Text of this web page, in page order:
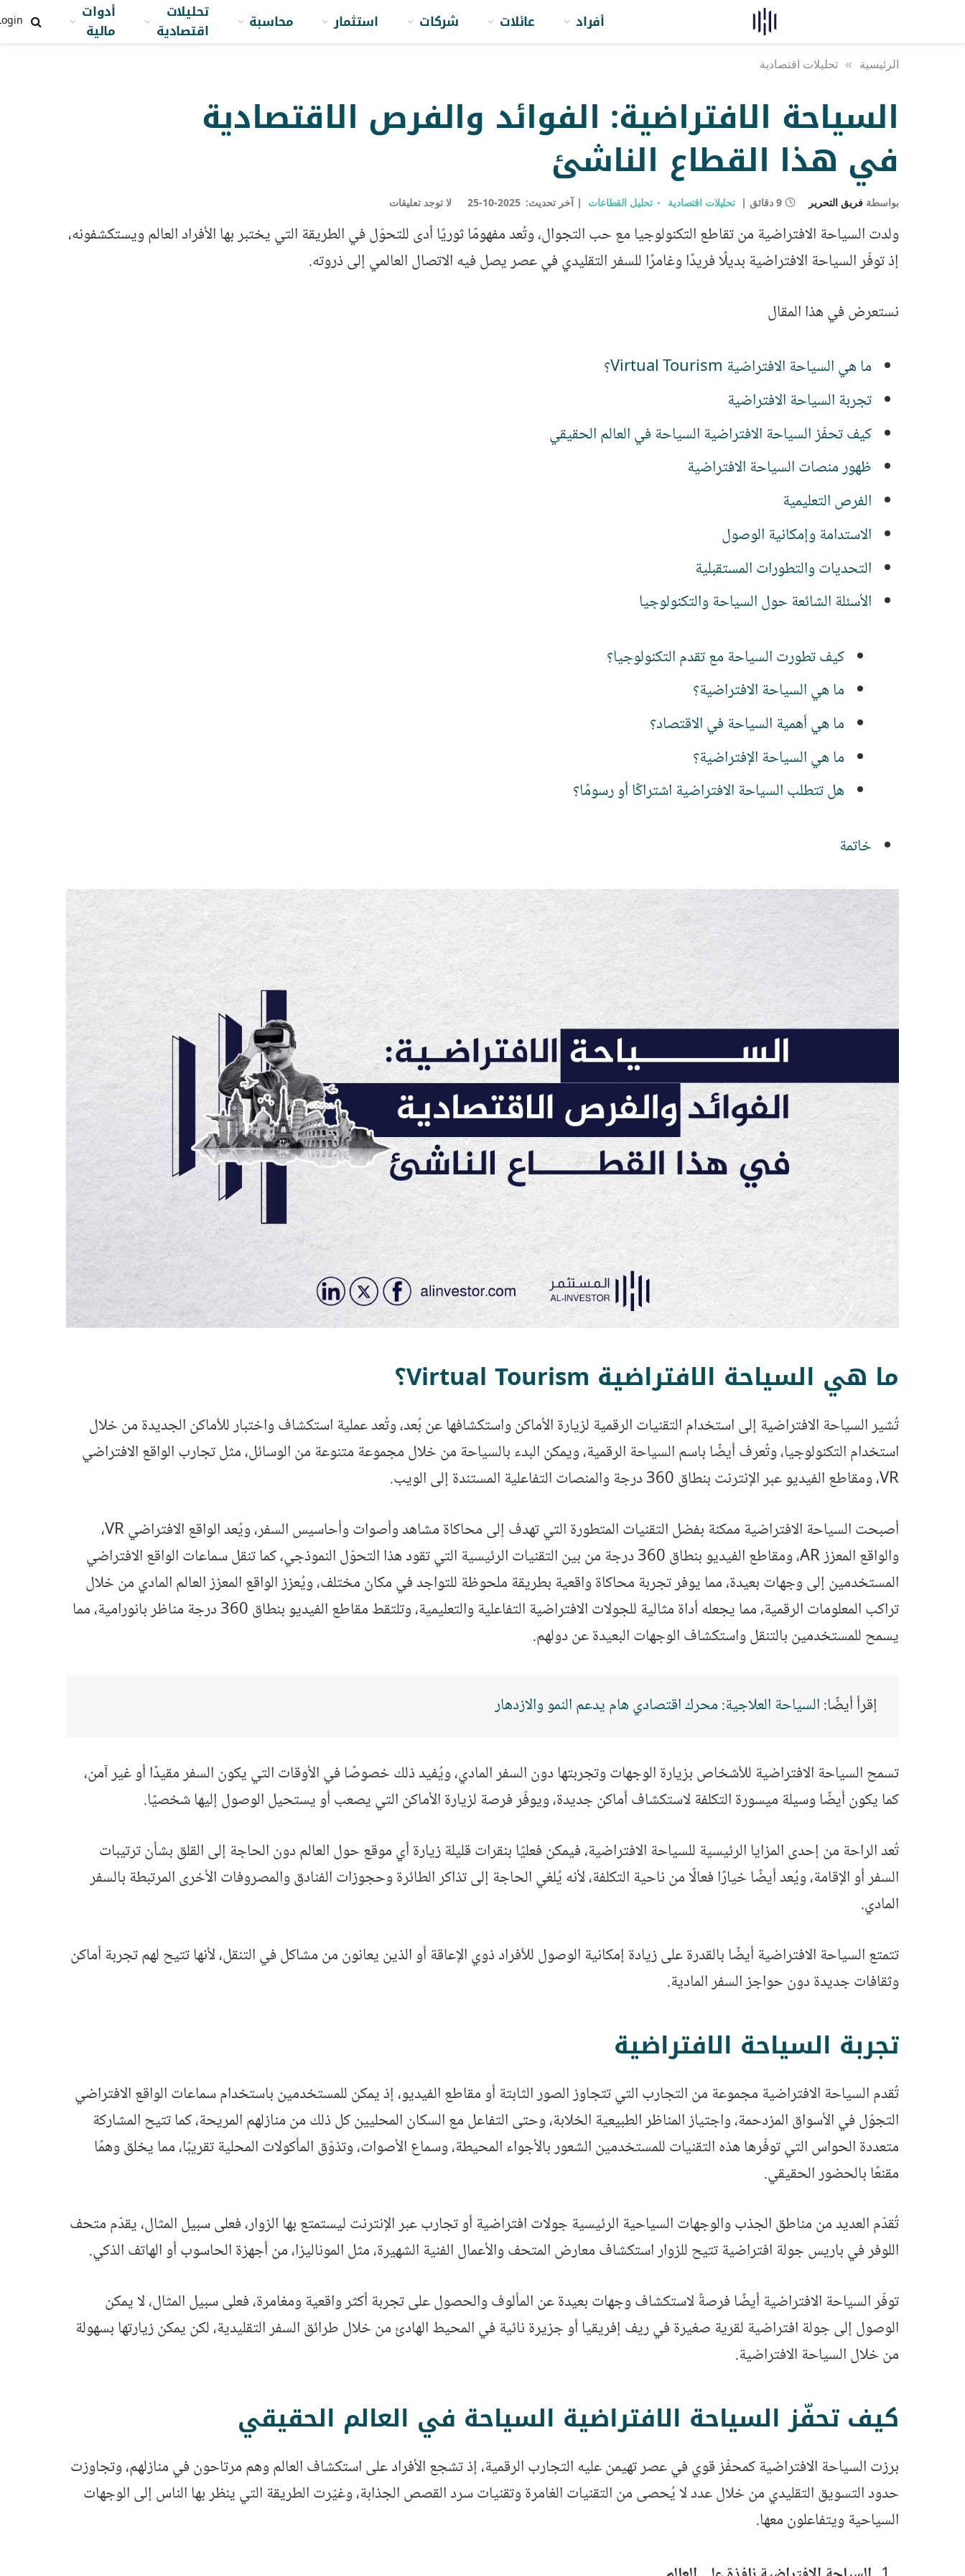
أفراد عائلات شركات استثمار محاسبة
تحليلات
اقتصادية
أدوات
مالية
الرئيسية » تحليلات اقتصادية
السياحة الافتراضية: الفوائد والفرص الاقتصادية
في هذا القطاع الناشئ
بواسطة فريق التحرير 9 دقائق تحليلات اقتصادية تحليل القطاعات آخر تحديث: 2025-10-25 لا توجد تعليقات
ولدت السياحة الافتراضية من تقاطع التكنولوجيا مع حب التجوال، وتُعد مفهومًا ثوريًا أدى للتحوّل في الطريقة التي يختبر بها الأفراد العالم ويستكشفونه،
إذ توفّر السياحة الافتراضية بديلًا فريدًا وغامرًا للسفر التقليدي في عصر يصل فيه الاتصال العالمي إلى ذروته.
نستعرض في هذا المقال
ما هي السياحة الافتراضية Virtual Tourism؟
تجربة السياحة الافتراضية
كيف تحفّز السياحة الافتراضية السياحة في العالم الحقيقي
ظهور منصات السياحة الافتراضية
الفرص التعليمية
الاستدامة وإمكانية الوصول
التحديات والتطورات المستقبلية
الأسئلة الشائعة حول السياحة والتكنولوجيا
كيف تطورت السياحة مع تقدم التكنولوجيا؟
ما هي السياحة الافتراضية؟
ما هي أهمية السياحة في الاقتصاد؟
ما هي السياحة الإفتراضية؟
هل تتطلب السياحة الافتراضية اشتراكًا أو رسومًا؟
خاتمة
ما هي السياحة الافتراضية Virtual Tourism؟
تُشير السياحة الافتراضية إلى استخدام التقنيات الرقمية لزيارة الأماكن واستكشافها عن بُعد، وتُعد عملية استكشاف واختبار للأماكن الجديدة من خلال
استخدام التكنولوجيا، وتُعرف أيضًا باسم السياحة الرقمية، ويمكن البدء بالسياحة من خلال مجموعة متنوعة من الوسائل، مثل تجارب الواقع الافتراضي
VR، ومقاطع الفيديو عبر الإنترنت بنطاق 360 درجة والمنصات التفاعلية المستندة إلى الويب.
أصبحت السياحة الافتراضية ممكنة بفضل التقنيات المتطورة التي تهدف إلى محاكاة مشاهد وأصوات وأحاسيس السفر، ويُعد الواقع الافتراضي VR،
والواقع المعزز AR، ومقاطع الفيديو بنطاق 360 درجة من بين التقنيات الرئيسية التي تقود هذا التحوّل النموذجي، كما تنقل سماعات الواقع الافتراضي
المستخدمين إلى وجهات بعيدة، مما يوفر تجربة محاكاة واقعية بطريقة ملحوظة للتواجد في مكان مختلف، ويُعزز الواقع المعزز العالم المادي من خلال
تراكب المعلومات الرقمية، مما يجعله أداة مثالية للجولات الافتراضية التفاعلية والتعليمية، وتلتقط مقاطع الفيديو بنطاق 360 درجة مناظر بانورامية، مما
يسمح للمستخدمين بالتنقل واستكشاف الوجهات البعيدة عن دولهم.
إقرأ أيضًا:السياحة العلاجية: محرك اقتصادي هام يدعم النمو والازدهار
تسمح السياحة الافتراضية للأشخاص بزيارة الوجهات وتجربتها دون السفر المادي، ويُفيد ذلك خصوصًا في الأوقات التي يكون السفر مقيدًا أو غير آمن،
كما يكون أيضًا وسيلة ميسورة التكلفة لاستكشاف أماكن جديدة، ويوفّر فرصة لزيارة الأماكن التي يصعب أو يستحيل الوصول إليها شخصيًا.
تُعد الراحة من إحدى المزايا الرئيسية للسياحة الافتراضية، فيمكن فعليًا بنقرات قليلة زيارة أي موقع حول العالم دون الحاجة إلى القلق بشأن ترتيبات
السفر أو الإقامة، ويُعد أيضًا خيارًا فعالًا من ناحية التكلفة، لأنه يُلغي الحاجة إلى تذاكر الطائرة وحجوزات الفنادق والمصروفات الأخرى المرتبطة بالسفر
المادي.
تتمتع السياحة الافتراضية أيضًا بالقدرة على زيادة إمكانية الوصول للأفراد ذوي الإعاقة أو الذين يعانون من مشاكل في التنقل، لأنها تتيح لهم تجربة أماكن
وثقافات جديدة دون حواجز السفر المادية.
تجربة السياحة الافتراضية
تُقدم السياحة الافتراضية مجموعة من التجارب التي تتجاوز الصور الثابتة أو مقاطع الفيديو، إذ يمكن للمستخدمين باستخدام سماعات الواقع الافتراضي
التجوّل في الأسواق المزدحمة، واجتياز المناظر الطبيعية الخلابة، وحتى التفاعل مع السكان المحليين كل ذلك من منازلهم المريحة، كما تتيح المشاركة
متعددة الحواس التي توفّرها هذه التقنيات للمستخدمين الشعور بالأجواء المحيطة، وسماع الأصوات، وتذوّق المأكولات المحلية تقريبًا، مما يخلق وهمًا
مقنعًا بالحضور الحقيقي.
تُقدّم العديد من مناطق الجذب والوجهات السياحية الرئيسية جولات افتراضية أو تجارب عبر الإنترنت ليستمتع بها الزوار، فعلى سبيل المثال، يقدّم متحف
اللوفر في باريس جولة افتراضية تتيح للزوار استكشاف معارض المتحف والأعمال الفنية الشهيرة، مثل الموناليزا، من أجهزة الحاسوب أو الهاتف الذكي.
توفّر السياحة الافتراضية أيضًا فرصةً لاستكشاف وجهات بعيدة عن المألوف والحصول على تجربة أكثر واقعية ومغامرة، فعلى سبيل المثال، لا يمكن
الوصول إلى جولة افتراضية لقرية صغيرة في ريف إفريقيا أو جزيرة نائية في المحيط الهادئ من خلال طرائق السفر التقليدية، لكن يمكن زيارتها بسهولة
من خلال السياحة الافتراضية.
كيف تحفّز السياحة الافتراضية السياحة في العالم الحقيقي
برزت السياحة الافتراضية كمحفّز قوي في عصر تهيمن عليه التجارب الرقمية، إذ تشجع الأفراد على استكشاف العالم وهم مرتاحون في منازلهم، وتجاوزت
حدود التسويق التقليدي من خلال عدد لا يُحصى من التقنيات الغامرة وتقنيات سرد القصص الجذابة، وغيّرت الطريقة التي ينظر بها الناس إلى الوجهات
السياحية ويتفاعلون معها.